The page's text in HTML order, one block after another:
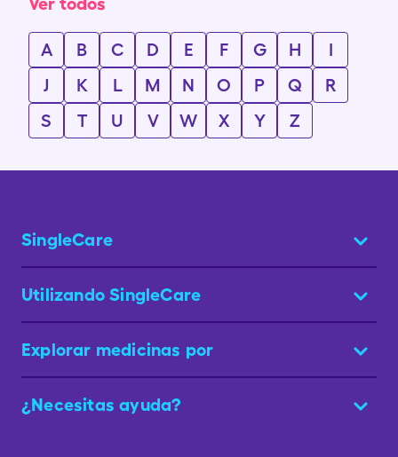
A B C D E F G H
I
J
K L M N O P Q
R
S
T U V W X Y Z
SingleCare
Utilizando SingleCare
Explorar medicinas por
¿Necesitas ayuda?